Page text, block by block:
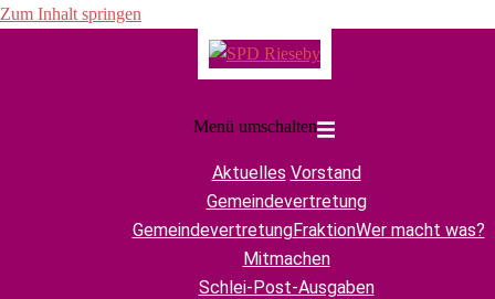
Zum Inhalt springen
Menü umschalten
Aktuelles Vorstand
Gemeindevertretung
GemeindevertretungFraktionWer macht was?
Mitmachen
Schlei-Post-Ausgaben